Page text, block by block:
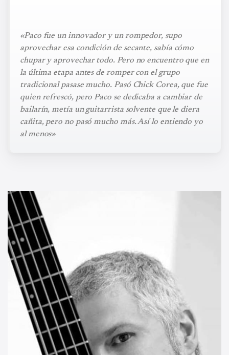
«Paco fue un innovador y un rompedor, supo
aprovechar esa condición de secante, sabía cómo
chupar y aprovechar todo. Pero no encuentro que en
la última etapa antes de romper con el grupo
tradicional pasase mucho. Pasó Chick Corea, que fue
quien refrescó, pero Paco se dedicaba a cambiar de
bailarín, metía un guitarrista solvente que le diera
cañita, pero no pasó mucho más. Así lo entiendo yo
al menos»